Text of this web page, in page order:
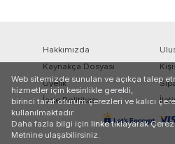
Hakkımızda
Kaynakça Dosyası
Üyelik
İade Politikası
Web sitemizde sunulan ve açıkça talep
hizmetler için kesinlikle gerekli,
birinci taraf oturum çerezleri ve kalıcı
kullanılmaktadır.
Daha fazla bilgi için linke tıklayarak
Metnine ulaşabilirsiniz.